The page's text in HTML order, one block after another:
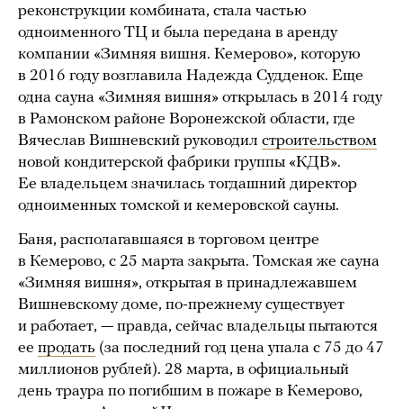
реконструкции комбината, стала частью
одноименного ТЦ и была передана в аренду
компании «Зимняя вишня. Кемерово», которую
в 2016 году возглавила Надежда Судденок. Еще
одна сауна «Зимняя вишня» открылась в 2014 году
в Рамонском районе Воронежской области, где
Вячеслав Вишневский руководил строительством
новой кондитерской фабрики группы «КДВ».
Ее владельцем значилась тогдашний директор
одноименных томской и кемеровской сауны.
Баня, располагавшаяся в торговом центре
в Кемерово, с 25 марта закрыта. Томская же сауна
«Зимняя вишня», открытая в принадлежавшем
Вишневскому доме, по-прежнему существует
и работает, — правда, сейчас владельцы пытаются
ее продать (за последний год цена упала с 75 до 47
миллионов рублей). 28 марта, в официальный
день траура по погибшим в пожаре в Кемерово,